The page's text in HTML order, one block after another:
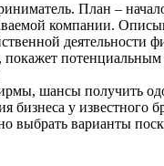
План –
компании.
деятельности
потенциальным
шансы получить
бизнеса у известного
выбрать варианты